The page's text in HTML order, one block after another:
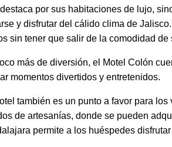
por sus habitaciones de lujo,
y disfrutar del cálido clima de
sin tener que salir de la comodidad de
más de diversión, el Motel Colón
momentos divertidos y entretenidos.
también es un punto a favor para
de artesanías, donde se pueden
permite a los huéspedes